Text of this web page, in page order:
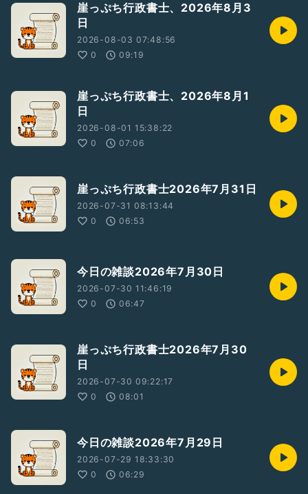
崖っぷち行政書士、2026年8月3
日
2026-08-03 07:48:56
0
09:19
崖っぷち行政書士、2026年8月1
日
2026-08-01 15:38:22
0
07:06
崖っぷち行政書士2026年7月31日
2026-07-31 08:13:44
0
06:53
今日の雑談2026年7月30日
2026-07-30 11:46:19
0
06:47
崖っぷち行政書士2026年7月30
日
2026-07-30 09:22:17
0
08:01
今日の雑談2026年7月29日
2026-07-29 18:33:30
0
06:29